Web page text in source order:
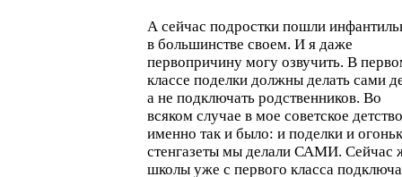
А сейчас подростки пошли
в большинстве своем. И я даже
первопричину могу озвучить. В
классе поделки должны делать сами
а не подключать родственников. Во
всяком случае в мое советское детство
именно так и было: и поделки и
стенгазеты мы делали САМИ. Сейчас
школы уже с первого класса